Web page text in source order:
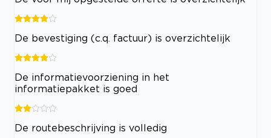
De bevestiging (c.q. factuur) is overzichtelijk
De informatievoorziening in het
informatiepakket is goed
De routebeschrijving is volledig